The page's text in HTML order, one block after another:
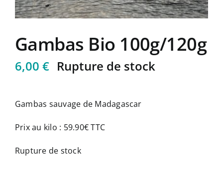
Gambas Bio 100g/120g
6,00 € Rupture de stock
Gambas sauvage de Madagascar
Prix au kilo : 59.90€ TTC
Rupture de stock